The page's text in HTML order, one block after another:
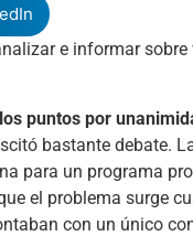
e informar
puntos por
bastante debate.
para un programa
el problema surge
con un único